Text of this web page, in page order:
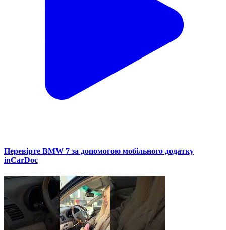
Перевірте BMW 7 за допомогою мобільного додатку
inCarDoc